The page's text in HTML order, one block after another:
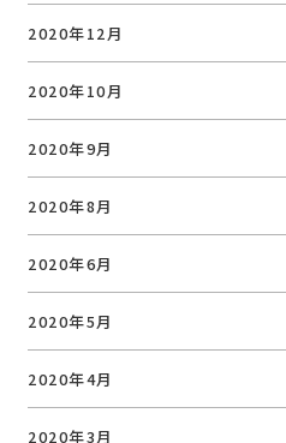
2020年12月
2020年10月
2020年9月
2020年8月
2020年6月
2020年5月
2020年4月
2020年3月